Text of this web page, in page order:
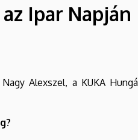
Ipar Napján
Alexszel, a KUKA